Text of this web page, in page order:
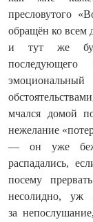
пресловутого
обращён ко всем
и тут же
последующего
мчался домой
нежелание
— он уже
распадались,
посему
несолидно,
за